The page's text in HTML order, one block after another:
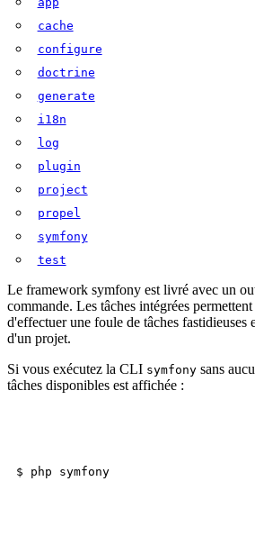
cache
configure
doctrine
generate
i18n
log
plugin
project
propel
symfony
test
Le framework symfony est livré avec un
commande. Les tâches intégrées
d'effectuer une foule de tâches fastidieuses
d'un projet.
Si vous exécutez la CLI symfony sans
tâches disponibles est affichée :